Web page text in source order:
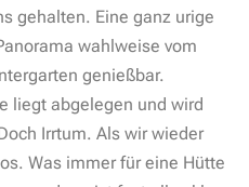
gehalten. Eine ganz urige
wahlweise vom
genießbar.
liegt abgelegen und wird
Irrtum. Als wir wieder
Was immer für eine Hütte